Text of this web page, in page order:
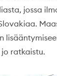
jossa
ratkaistu.